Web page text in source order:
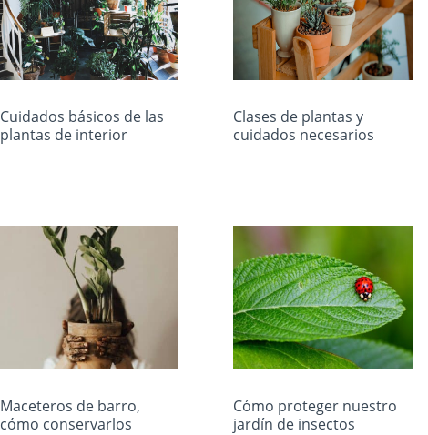
Cuidados básicos de las
plantas de interior
Clases de plantas y
cuidados necesarios
Maceteros de barro,
cómo conservarlos
Cómo proteger nuestro
jardín de insectos